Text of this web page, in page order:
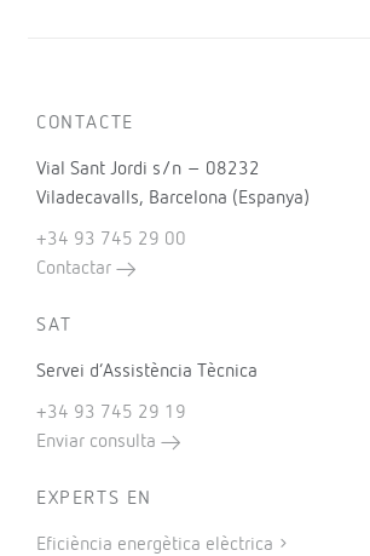
CONTACTE
Vial Sant Jordi s/n – 08232
Viladecavalls, Barcelona (Espanya)
+34 93 745 29 00
Contactar
SAT
Servei d’Assistència Tècnica
+34 93 745 29 19
Enviar consulta
EXPERTS EN
Eficiència energètica elèctrica